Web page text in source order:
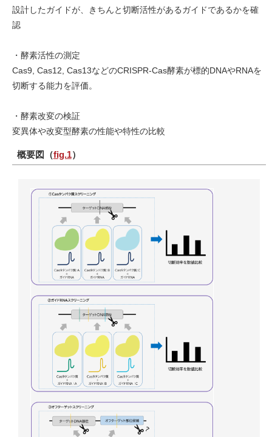
設計したガイドが、きちんと切断活性があるガイドであるかを確
認
・酵素活性の測定
Cas9, Cas12, Cas13などのCRISPR-Cas酵素が標的DNAやRNAを
切断する能力を評価。
・酵素改変の検証
変異体や改変型酵素の性能や特性の比較
概要図（fig.1）